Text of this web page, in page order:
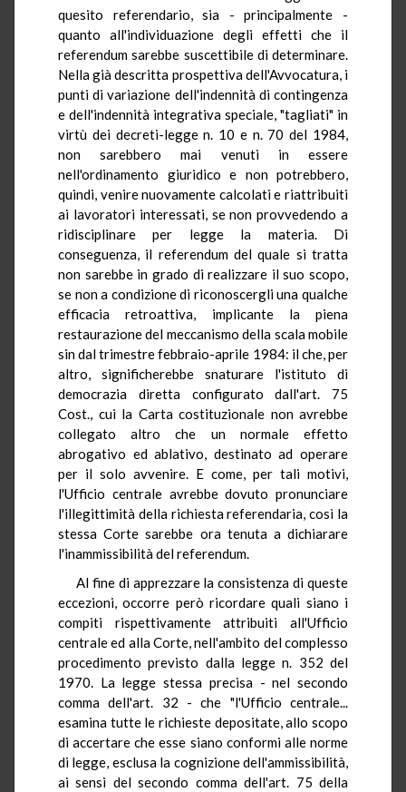
quesito referendario, sia - principalmente -
quanto all'individuazione degli effetti che il
referendum sarebbe suscettibile di determinare.
Nella già descritta prospettiva dell'Avvocatura, i
punti di variazione dell'indennità di contingenza
e dell'indennità integrativa speciale, "tagliati" in
virtù dei decreti-legge n. 10 e n. 70 del 1984,
non sarebbero mai venuti in essere
nell'ordinamento giuridico e non potrebbero,
quindi, venire nuovamente calcolati e riattribuiti
ai lavoratori interessati, se non provvedendo a
ridisciplinare per legge la materia. Di
conseguenza, il referendum del quale si tratta
non sarebbe in grado di realizzare il suo scopo,
se non a condizione di riconoscergli una qualche
efficacia retroattiva, implicante la piena
restaurazione del meccanismo della scala mobile
sin dal trimestre febbraio-aprile 1984: il che, per
altro, significherebbe snaturare l'istituto di
democrazia diretta configurato dall'art. 75
Cost., cui la Carta costituzionale non avrebbe
collegato altro che un normale effetto
abrogativo ed ablativo, destinato ad operare
per il solo avvenire. E come, per tali motivi,
l'Ufficio centrale avrebbe dovuto pronunciare
l'illegittimità della richiesta referendaria, così la
stessa Corte sarebbe ora tenuta a dichiarare
l'inammissibilità del referendum.
Al fine di apprezzare la consistenza di queste
eccezioni, occorre però ricordare quali siano i
compiti rispettivamente attribuiti all'Ufficio
centrale ed alla Corte, nell'ambito del complesso
procedimento previsto dalla legge n. 352 del
1970. La legge stessa precisa - nel secondo
comma dell'art. 32 - che "l'Ufficio centrale...
esamina tutte le richieste depositate, allo scopo
di accertare che esse siano conformi alle norme
di legge, esclusa la cognizione dell'ammissibilità,
ai sensi del secondo comma dell'art. 75 della